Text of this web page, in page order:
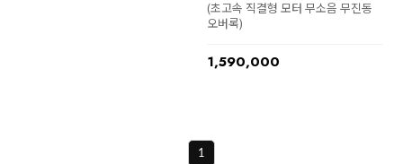
(초고속 직결형 모터 무소음 무진동
오버록)
1,590,000
1